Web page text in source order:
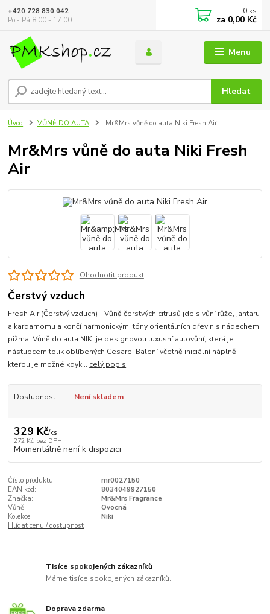
Menu
Hledat
+420 728 830 042
Po - Pá 8:00 - 17:00
0 ks
za 0,00 Kč
Úvod VŮNĚ DO AUTA Mr&Mrs vůně do auta Niki Fresh Air
Mr&Mrs vůně do auta Niki Fresh
Air
Ohodnotit produkt
Čerstvý vzduch
Fresh Air (Čerstvý vzduch) - Vůně čerstvých citrusů jde s vůní růže, jantaru
a kardamomu a končí harmonickými tóny orientálních dřevin s nádechem
pižma. Vůně do auta NIKI je designovou luxusní autovůní, která je
nástupcem tolik oblíbených Cesare. Balení včetně iniciální náplně,
kterou je možné kdyk... celý popis
Dostupnost Není skladem
329 Kč/ks
272 Kč bez DPH
Momentálně není k dispozici
Číslo produktu:
mr0027150
EAN kód:
8034049927150
Značka:
Mr&Mrs Fragrance
Vůně:
Ovocná
Kolekce:
Niki
Hlídat cenu / dostupnost
Tisíce spokojených zákazníků
Máme tisíce spokojených zákazníků.
Doprava zdarma